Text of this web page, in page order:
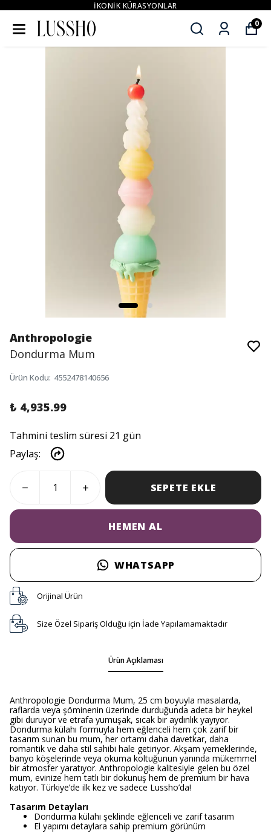
İKONİK KÜRASYONLAR
0
Anthropologie
Dondurma Mum
Ürün Kodu: 4552478140656
₺ 4,935.99
Tahmini teslim süresi 21 gün
Paylaş:
SEPETE EKLE
HEMEN AL
WHATSAPP
Orijinal Ürün
Size Özel Sipariş Olduğu için İade Yapılamamaktadır
Ürün Açıklaması
Anthropologie Dondurma Mum, 25 cm boyuyla masalarda,
raflarda veya şöminenin üzerinde durduğunda adeta bir heykel
gibi duruyor ve etrafa yumuşak, sıcak bir aydınlık yayıyor.
Dondurma külahı formuyla hem eğlenceli hem çok zarif bir
tasarım sunan bu mum, her ortamı daha davetkar, daha
romantik ve daha stil sahibi hale getiriyor. Akşam yemeklerinde,
banyo köşelerinde veya okuma koltuğunun yanında mükemmel
bir atmosfer yaratıyor. Anthropologie kalitesiyle gelen bu özel
mum, evinize hem tatlı bir dokunuş hem de premium bir hava
katıyor. Türkiye’de ilk kez ve sadece Lussho’da!
Tasarım Detayları
Dondurma külahı şeklinde eğlenceli ve zarif tasarım
El yapımı detaylara sahip premium görünüm